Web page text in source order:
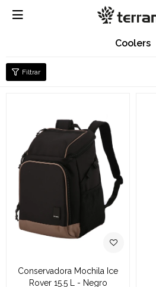

Coolers
Conservadora Mochila Ice
Rover 15.5 L - Negro